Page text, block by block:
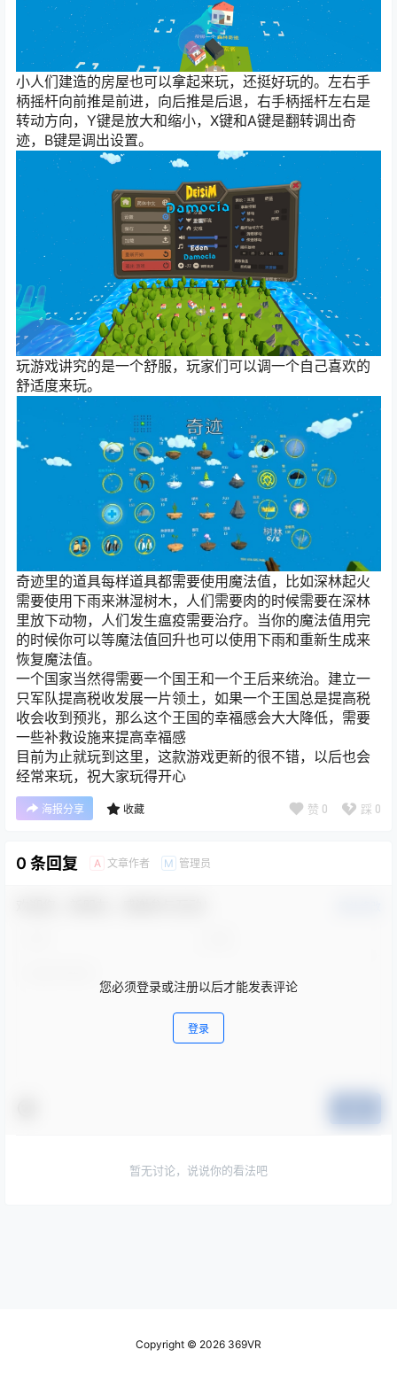
小人们建造的房屋也可以拿起来玩，还挺好玩的。左右手
柄摇杆向前推是前进，向后推是后退，右手柄摇杆左右是
转动方向，Y键是放大和缩小，X键和A键是翻转调出奇
迹，B键是调出设置。
玩游戏讲究的是一个舒服，玩家们可以调一个自己喜欢的
舒适度来玩。
奇迹里的道具每样道具都需要使用魔法值，比如深林起火
需要使用下雨来淋湿树木，人们需要肉的时候需要在深林
里放下动物，人们发生瘟疫需要治疗。当你的魔法值用完
的时候你可以等魔法值回升也可以使用下雨和重新生成来
恢复魔法值。
一个国家当然得需要一个国王和一个王后来统治。建立一
只军队提高税收发展一片领土，如果一个王国总是提高税
收会收到预兆，那么这个王国的幸福感会大大降低，需要
一些补救设施来提高幸福感
目前为止就玩到这里，这款游戏更新的很不错，以后也会
经常来玩，祝大家玩得开心
海报分享 收藏 赞 0 踩 0
0 条回复 A 文章作者 M 管理员
您必须登录或注册以后才能发表评论
登录
暂无讨论，说说你的看法吧
Copyright © 2026 369VR